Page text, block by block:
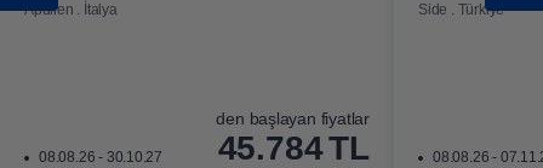
Apulien . İtalya
08.08.26 - 30.10.27
den başlayan fiyatlar
45.784TL
Side . Türkiye
08.08.26 -